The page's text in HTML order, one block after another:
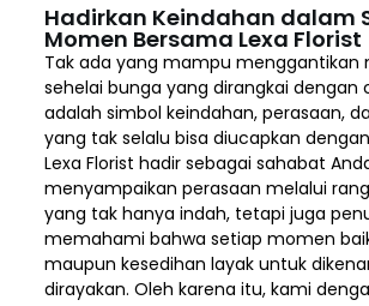
Hadirkan Keindahan dalam
Momen Bersama Lexa Florist
Tak ada yang mampu menggantikan
sehelai bunga yang dirangkai dengan
adalah simbol keindahan, perasaan,
yang tak selalu bisa diucapkan
Lexa Florist hadir sebagai sahabat
menyampaikan perasaan melalui
yang tak hanya indah, tetapi juga
memahami bahwa setiap momen
maupun kesedihan layak untuk
dirayakan. Oleh karena itu, kami